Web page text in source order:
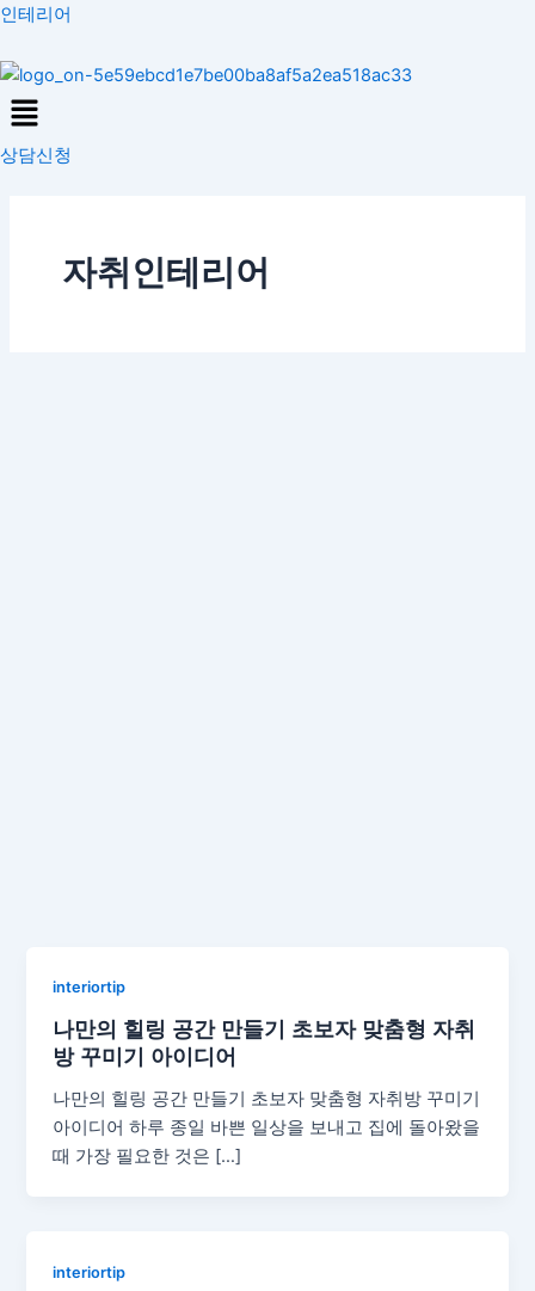
콘
츠
로
건
너
인테리어
Menu
상담신청
자취인테리어
interiortip
나만의 힐링 공간 만들기 초보자 맞춤형 자취
방 꾸미기 아이디어
나만의 힐링 공간 만들기 초보자 맞춤형 자취방 꾸미기
아이디어 하루 종일 바쁜 일상을 보내고 집에 돌아왔을
때 가장 필요한 것은 […]
interiortip